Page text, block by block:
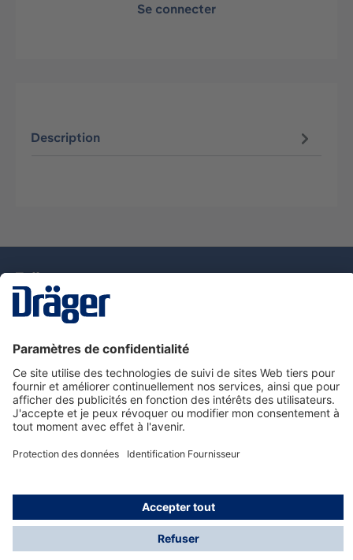
Se connecter
Description
Nous contacter
Service de e-commande Dräger
Informations sur les produits
© Dräger France SAS, 2024
*Prix hors taxe. Frais de gestion et de livraison standard
offerts; Indépendamment de la valeur ou du volume de